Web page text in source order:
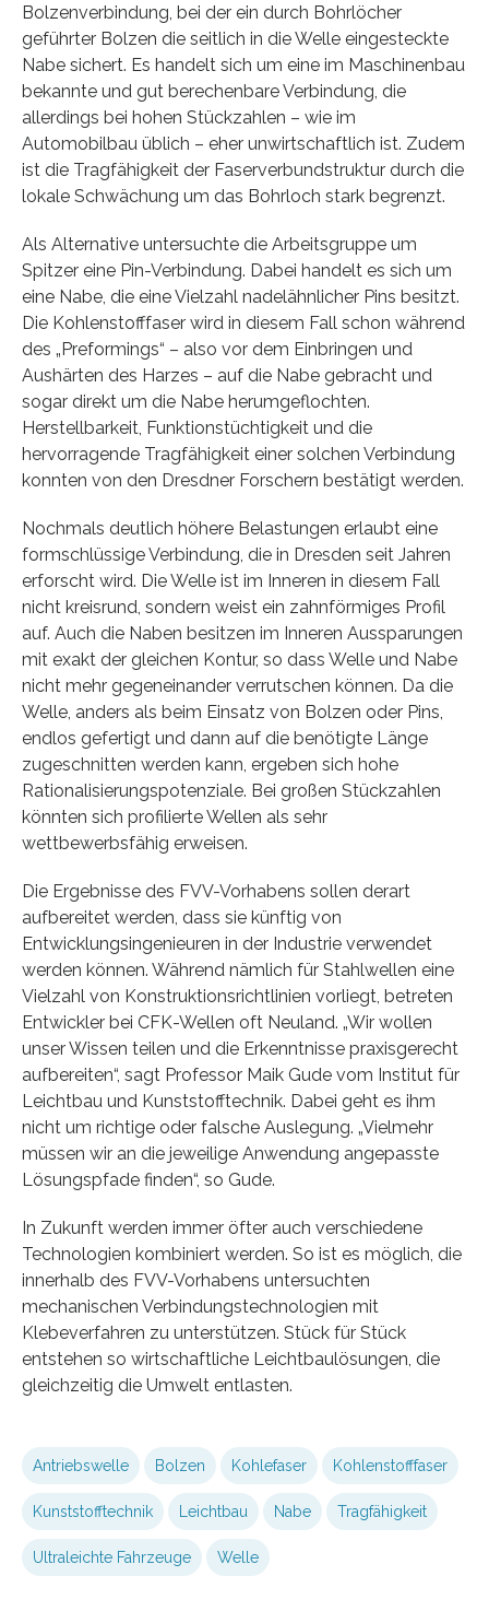
Bolzenverbindung, bei der ein durch Bohrlöcher
geführter Bolzen die seitlich in die Welle eingesteckte
Nabe sichert. Es handelt sich um eine im Maschinenbau
bekannte und gut berechenbare Verbindung, die
allerdings bei hohen Stückzahlen – wie im
Automobilbau üblich – eher unwirtschaftlich ist. Zudem
ist die Tragfähigkeit der Faserverbundstruktur durch die
lokale Schwächung um das Bohrloch stark begrenzt.
Als Alternative untersuchte die Arbeitsgruppe um
Spitzer eine Pin-Verbindung. Dabei handelt es sich um
eine Nabe, die eine Vielzahl nadelähnlicher Pins besitzt.
Die Kohlenstofffaser wird in diesem Fall schon während
des „Preformings“ – also vor dem Einbringen und
Aushärten des Harzes – auf die Nabe gebracht und
sogar direkt um die Nabe herumgeflochten.
Herstellbarkeit, Funktionstüchtigkeit und die
hervorragende Tragfähigkeit einer solchen Verbindung
konnten von den Dresdner Forschern bestätigt werden.
Nochmals deutlich höhere Belastungen erlaubt eine
formschlüssige Verbindung, die in Dresden seit Jahren
erforscht wird. Die Welle ist im Inneren in diesem Fall
nicht kreisrund, sondern weist ein zahnförmiges Profil
auf. Auch die Naben besitzen im Inneren Aussparungen
mit exakt der gleichen Kontur, so dass Welle und Nabe
nicht mehr gegeneinander verrutschen können. Da die
Welle, anders als beim Einsatz von Bolzen oder Pins,
endlos gefertigt und dann auf die benötigte Länge
zugeschnitten werden kann, ergeben sich hohe
Rationalisierungspotenziale. Bei großen Stückzahlen
könnten sich profilierte Wellen als sehr
wettbewerbsfähig erweisen.
Die Ergebnisse des FVV-Vorhabens sollen derart
aufbereitet werden, dass sie künftig von
Entwicklungsingenieuren in der Industrie verwendet
werden können. Während nämlich für Stahlwellen eine
Vielzahl von Konstruktionsrichtlinien vorliegt, betreten
Entwickler bei CFK-Wellen oft Neuland. „Wir wollen
unser Wissen teilen und die Erkenntnisse praxisgerecht
aufbereiten“, sagt Professor Maik Gude vom Institut für
Leichtbau und Kunststofftechnik. Dabei geht es ihm
nicht um richtige oder falsche Auslegung. „Vielmehr
müssen wir an die jeweilige Anwendung angepasste
Lösungspfade finden“, so Gude.
In Zukunft werden immer öfter auch verschiedene
Technologien kombiniert werden. So ist es möglich, die
innerhalb des FVV-Vorhabens untersuchten
mechanischen Verbindungstechnologien mit
Klebeverfahren zu unterstützen. Stück für Stück
entstehen so wirtschaftliche Leichtbaulösungen, die
gleichzeitig die Umwelt entlasten.
Antriebswelle Bolzen Kohlefaser Kohlenstofffaser
Kunststofftechnik Leichtbau Nabe Tragfähigkeit
Ultraleichte Fahrzeuge Welle